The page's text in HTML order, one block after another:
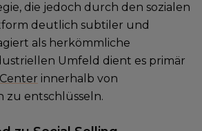
die jedoch durch den sozialen
deutlich subtiler und
als herkömmliche
Umfeld dient es primär
innerhalb von
zu entschlüsseln.